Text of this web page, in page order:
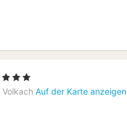
1
Nacht
, 3 Sterne
Volkach Auf der Karte anzeigen